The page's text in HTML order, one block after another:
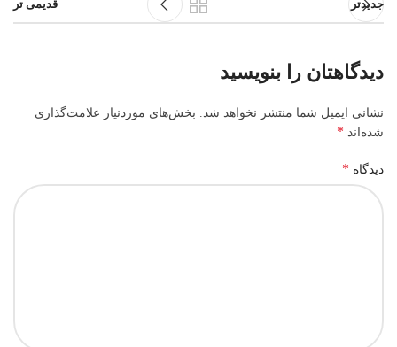
جدیدتر قدیمی تر
دیدگاهتان را بنویسید
نشانی ایمیل شما منتشر نخواهد شد. بخش‌های موردنیاز علامت‌گذاری
شده‌اند *
دیدگاه *